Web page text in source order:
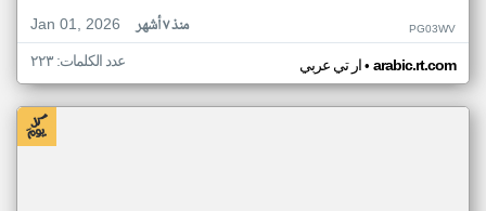
Jan 01, 2026
منذ ٧ أشهر PG03WV
ار تي عربي• arabic.rt.com عدد الكلمات: ٢٢٣